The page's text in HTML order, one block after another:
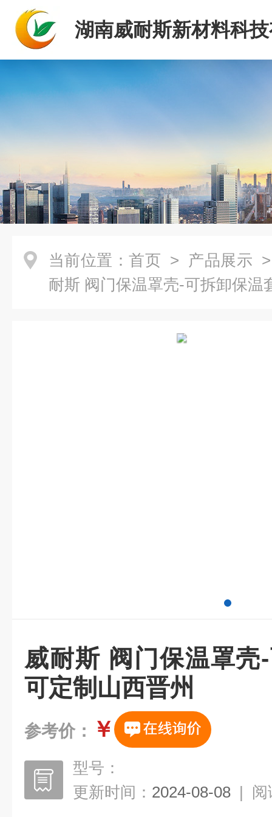
湖南威耐斯新材料科
司
当前位置： 首页 > 产品展示
耐斯 阀门保温罩壳-可拆卸保温
威耐斯 阀门保温罩壳
可定制山西晋州
参考价： ￥
型号：
更新时间： 2024-08-08 | 阅